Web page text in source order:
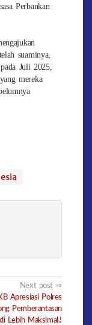
Perbankan
suaminya,
Juli 2025,
mereka
Next post
Apresiasi Polres
Pemberantasan
Lebih Maksimal.!